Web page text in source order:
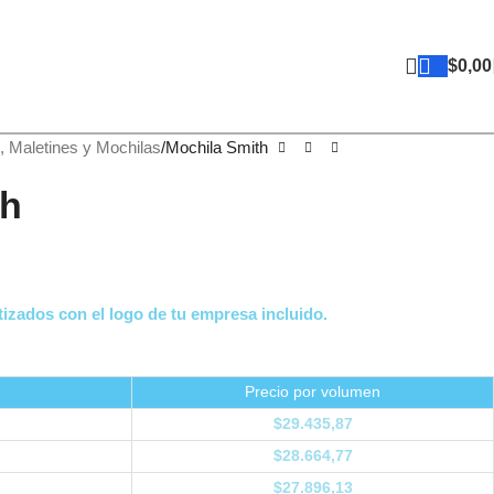
$0,00
Maletines y Mochilas Mochila Smith
con el logo de tu empresa incluido.
Precio por volumen
$29.435,87
$28.664,77
$27.896,13